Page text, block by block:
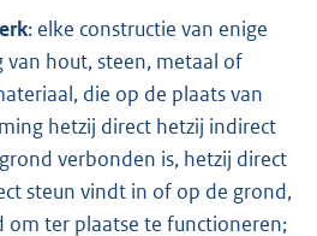
: elke constructie van enige
van hout, steen, metaal of
die op de plaats van
hetzij direct hetzij indirect
verbonden is, hetzij direct
steun vindt in of op de grond,
om ter plaatse te functioneren;